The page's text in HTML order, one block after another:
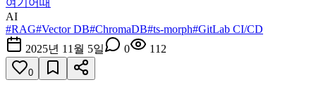
여기어때
AI
#RAG#Vector DB#ChromaDB#ts-morph#GitLab CI/CD
2025년 11월 5일
0 112
0